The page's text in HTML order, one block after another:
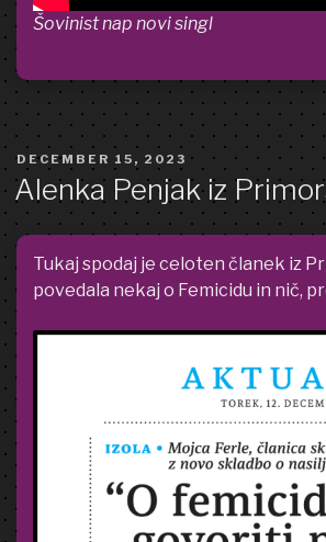
Šovinist nap novi singl
POSTED
ON
DECEMBER 15, 2023
Alenka Penjak iz
Tukaj spodaj je celoten članek iz
povedala nekaj o Femicidu in nič,